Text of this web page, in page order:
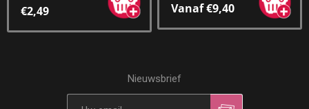
€2,49
Vanaf €9,40
Nieuwsbrief